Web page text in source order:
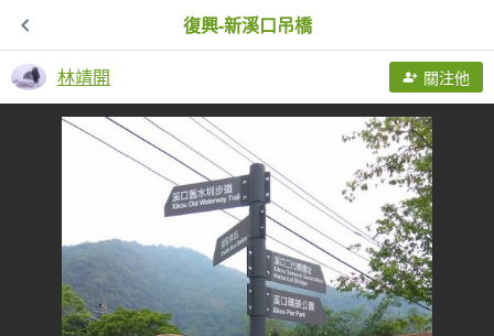
復興-新溪口吊橋
林靖開 關注他